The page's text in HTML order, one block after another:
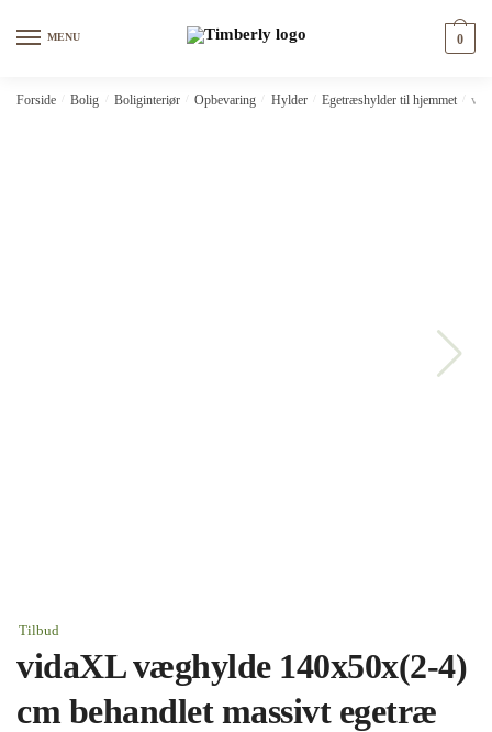
MENU 0
Forside Bolig Boliginteriør Opbevaring Hylder Egetræshylder til hjemmet
Tilbud
vidaXL væghylde 140x50x(2-4)
cm behandlet massivt egetræ